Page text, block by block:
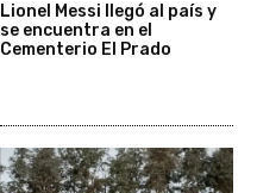
Lionel Messi llegó al país y
se encuentra en el
Cementerio El Prado